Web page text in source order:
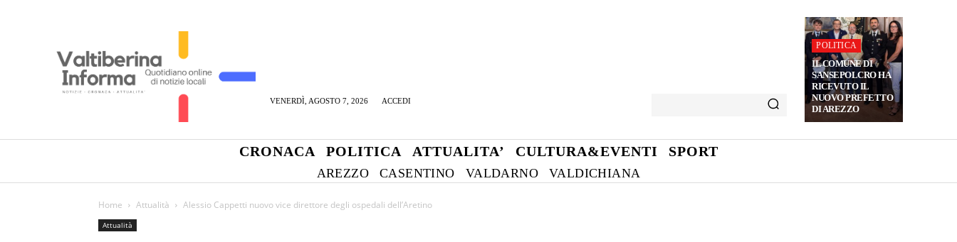
VENERDÌ, AGOSTO 7, 2026 ACCEDI
POLITICA
IL COMUNE DI
SANSEPOLCRO HA
RICEVUTO IL
NUOVO PREFETTO
DI AREZZO
CRONACA POLITICA ATTUALITA’ CULTURA&EVENTI SPORT
AREZZO CASENTINO VALDARNO VALDICHIANA
Home Attualità Alessio Cappetti nuovo vice direttore degli ospedali dell’Aretino
Attualità